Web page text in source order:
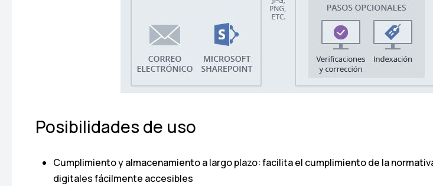
Posibilidades de uso
Cumplimiento y almacenamiento a largo plazo: facilita el cumplimiento de la
digitales fácilmente accesibles